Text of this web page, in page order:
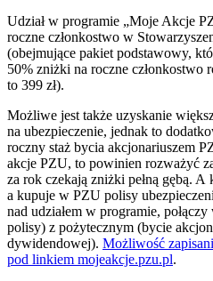
Udział w programie „Moje Akcje
roczne członkostwo w
(obejmujące pakiet podstawowy,
50% zniżki na roczne członkostwo
to 399 zł).
Możliwe jest także uzyskanie
na ubezpieczenie, jednak to
roczny staż bycia akcjonariuszem
akcje PZU, to powinien rozważyć
za rok czekają zniżki pełną gębą. A
a kupuje w PZU polisy
nad udziałem w programie,
polisy) z pożytecznym (bycie
dywidendowej). Możliwość
pod linkiem mojeakcje.pzu.pl.